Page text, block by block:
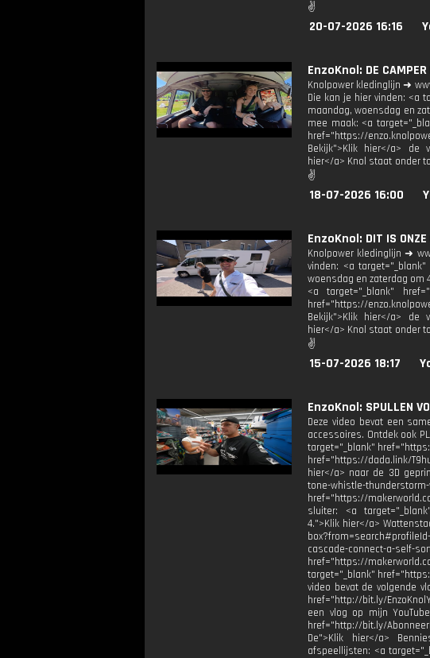
✌
20-07-2026 16:16
EnzoKnol: DE
Knolpower kledinglijn ➜
Die kan je hier vinden: <a
maandag, woensdag en
mee maak: <a
href="https://
Bekijk">Klik hier</a> de
hier</a> Knol staat onder
✌
18-07-2026 16:00
EnzoKnol: DIT IS ONZE
Knolpower kledinglijn ➜
vinden: <a
woensdag en zaterdag om
<a target="_blank"
href="https://
Bekijk">Klik hier</a> de
hier</a> Knol staat onder
✌
15-07-2026 18:17
EnzoKnol: SPULLEN
Deze video bevat een
accessoires. Ontdek ook
target="_blank"
href="https://dada.link/
hier</a> naar de 3D
tone-whistle-
href="https://
sluiter: <a target="_blank"
4.⁠">Klik hier</a>
cascade-connect-a-
href="https://
target="_blank"
video bevat de volgende
href="http://bit.ly/
een vlog op mijn
href="http://bit.ly/
De">Klik hier</a>
afspeellijsten: <a